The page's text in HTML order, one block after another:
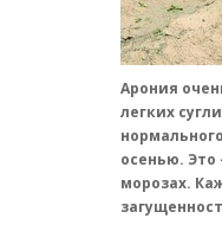
Арония
легких
осенью. Это
морозах.